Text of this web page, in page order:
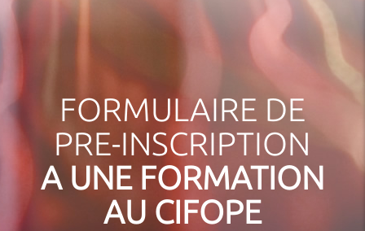
FORMULAIRE DE
PRE-INSCRIPTION
A UNE FORMATION
AU CIFOPE